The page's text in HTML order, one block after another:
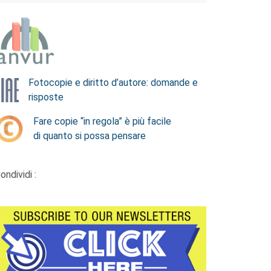
Fotocopie e diritto d’autore: domande e
risposte
Fare copie “in regola” è più facile
di quanto si possa pensare
: